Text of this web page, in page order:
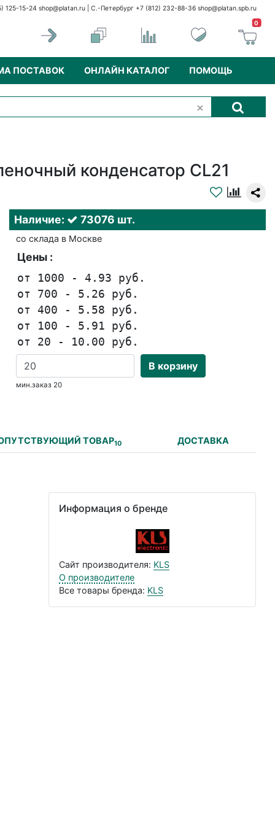
125-15-24 shop@platan.ru | С.-Петербург +7 (812) 232-88-36 shop@platan.spb.ru
0
ПОСТАВОК ОНЛАЙН КАТАЛОГ ПОМОЩЬ
конденсатор CL21
Наличие: 73076 шт.
со склада в Москве
Цены :
от 1000 - 4.93 руб.
от 700 - 5.26 руб.
от 400 - 5.58 руб.
от 100 - 5.91 руб.
от 20 - 10.00 руб.
В корзину
мин.заказ 20
ТОВАР10 ДОСТАВКА
Информация о бренде
Сайт производителя: KLS
О производителе
Все товары бренда: KLS